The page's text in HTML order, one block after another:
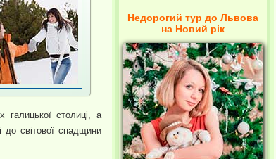
галицької столиці, а
до світової спадщини
Недорогий тур до Львова
на Новий рік